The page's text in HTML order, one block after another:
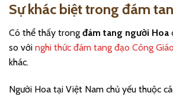
Sự khác biệt trong đám
Có thể thấy trong đám tang người Hoa
so với nghi thức đám tang đạo Công Giáo
khác.
Người Hoa tại Việt Nam chủ yếu thuộc